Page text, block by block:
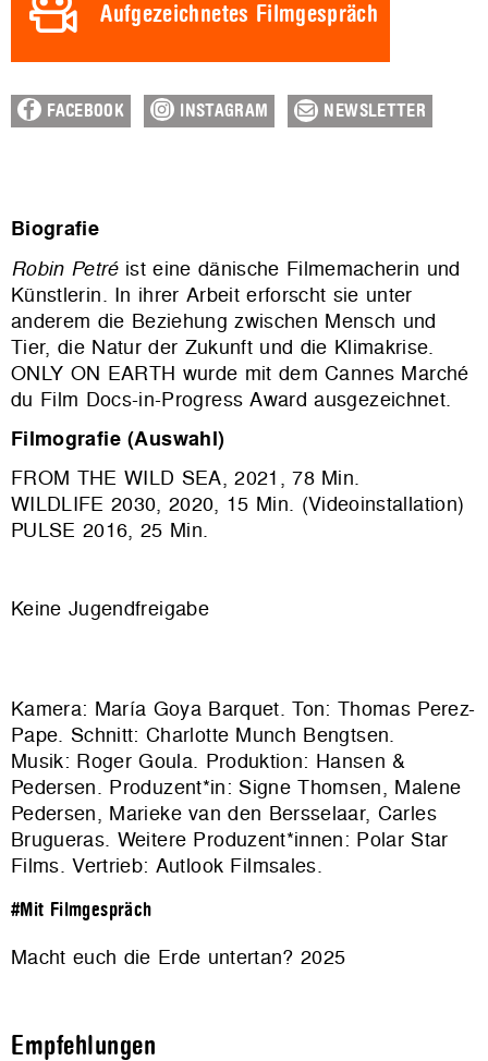
Aufgezeichnetes Filmgespräch
FACEBOOK INSTAGRAM NEWSLETTER
Biografie
Robin Petréist eine dänische Filmemacherin und
Künstlerin. In ihrer Arbeit erforscht sie unter
anderem die Beziehung zwischen Mensch und
Tier, die Natur der Zukunft und die Klimakrise.
ONLY ON EARTH wurde mit dem Cannes Marché
du Film Docs-in-Progress Award ausgezeichnet.
Filmografie (Auswahl)
FROM THE WILD SEA, 2021, 78 Min.
WILDLIFE 2030, 2020, 15 Min. (Videoinstallation)
PULSE 2016, 25 Min.
Keine Jugendfreigabe
Kamera: María Goya Barquet. Ton: Thomas Perez-
Pape. Schnitt: Charlotte Munch Bengtsen.
Musik: Roger Goula. Produktion: Hansen &
Pedersen. Produzent*in: Signe Thomsen, Malene
Pedersen, Marieke van den Bersselaar, Carles
Brugueras. Weitere Produzent*innen: Polar Star
Films. Vertrieb: Autlook Filmsales.
#Mit Filmgespräch
Macht euch die Erde untertan? 2025
Empfehlungen